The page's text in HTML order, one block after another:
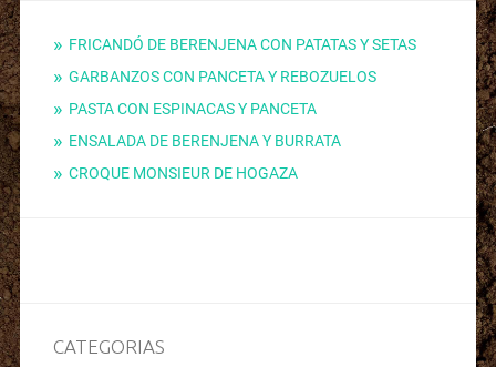
FRICANDÓ DE BERENJENA CON PATATAS Y SETAS
GARBANZOS CON PANCETA Y REBOZUELOS
PASTA CON ESPINACAS Y PANCETA
ENSALADA DE BERENJENA Y BURRATA
CROQUE MONSIEUR DE HOGAZA
CATEGORIAS